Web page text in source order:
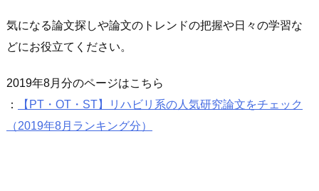
気になる論文探しや論文のトレンドの把握や日々の学習な
どにお役立てください。
2019年8月分のページはこちら
：
【PT・OT・ST】リハビリ系の人気研究論文をチェック
（2019年8月ランキング分）